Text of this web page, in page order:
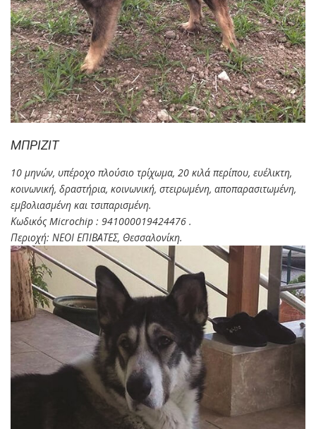
ΜΠΡΙΖΙΤ
10 μηνών, υπέροχο πλούσιο τρίχωμα, 20 κιλά περίπου, ευέλικτη,
κοινωνική, δραστήρια, κοινωνική, στειρωμένη, αποπαρασιτωμένη,
εμβολιασμένη και τσιπαρισμένη.
Κωδικός Microchip : 941000019424476 .
Περιοχή: ΝΕΟΙ ΕΠΙΒΑΤΕΣ, Θεσσαλονίκη.